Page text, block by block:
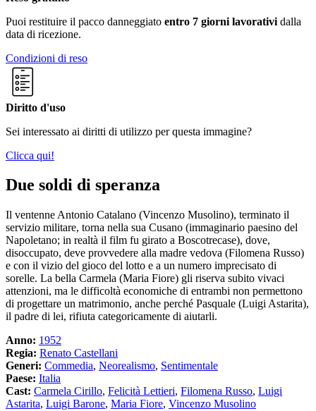
Puoi restituire il pacco danneggiato entro 7 giorni lavorativi dalla
data di ricezione.
Condizioni di reso
Diritto d'uso
Sei interessato ai diritti di utilizzo per questa immagine?
Clicca qui!
Due soldi di speranza
Il ventenne Antonio Catalano (Vincenzo Musolino), terminato il
servizio militare, torna nella sua Cusano (immaginario paesino del
Napoletano; in realtà il film fu girato a Boscotrecase), dove,
disoccupato, deve provvedere alla madre vedova (Filomena Russo)
e con il vizio del gioco del lotto e a un numero imprecisato di
sorelle. La bella Carmela (Maria Fiore) gli riserva subito vivaci
attenzioni, ma le difficoltà economiche di entrambi non permettono
di progettare un matrimonio, anche perché Pasquale (Luigi Astarita),
il padre di lei, rifiuta categoricamente di aiutarli.
Anno: 1952
Regia: Renato Castellani
Generi: Commedia, Neorealismo, Sentimentale
Paese: Italia
Cast: Carmela Cirillo, Felicità Lettieri, Filomena Russo, Luigi
Astarita, Luigi Barone, Maria Fiore, Vincenzo Musolino